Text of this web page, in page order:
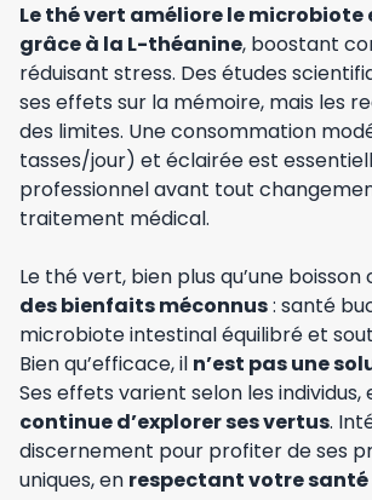
Le thé vert améliore le microbiote
grâce à la L-théanine, boostant
réduisant stress. Des études
ses effets sur la mémoire, mais les
des limites. Une consommation
tasses/jour) et éclairée est
professionnel avant tout
traitement médical.
Le thé vert, bien plus qu’une boisson
des bienfaits méconnus: santé
microbiote intestinal équilibré et
Bien qu’efficace, il n’est pas une
Ses effets varient selon les individus,
continue d’explorer ses vertus.
discernement pour profiter de ses
uniques, en respectant votre